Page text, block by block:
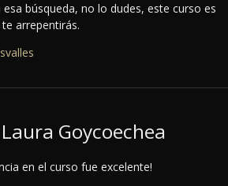
esa búsqueda, no lo dudes, este curso es
arrepentirás.
Goycoechea
en el curso fue excelente!